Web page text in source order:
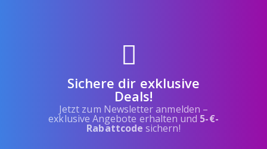
Sichere dir exklusive
Deals!
Jetzt zum Newsletter anmelden –
exklusive Angebote erhalten und 5-€-
Rabattcode sichern!